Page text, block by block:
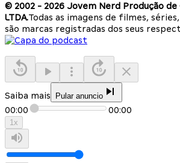
© 2002 - 2026 Jovem Nerd Produção de
LTDA.Todas as imagens de filmes,
são marcas registradas dos seus
Saiba mais Pular anuncio
00:00 00:00
1x